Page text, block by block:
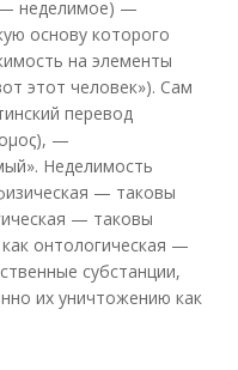
неделимое) —
основу которого
на элементы
этот человек»). Сам
перевод
—
Неделимость
— таковы
— таковы
онтологическая —
субстанции,
их уничтожению как